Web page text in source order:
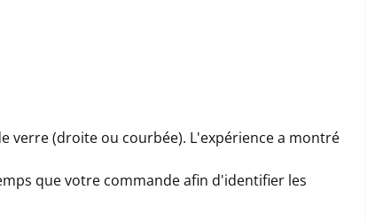
verre (droite ou courbée). L'expérience a montré
que votre commande afin d'identifier les